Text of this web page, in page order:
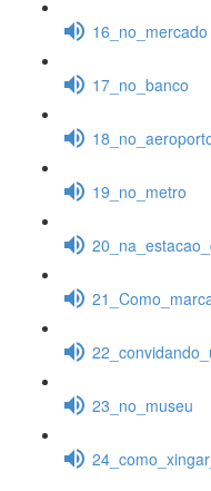
16_no_mercado
17_no_banco
19_no_metro
23_no_museu